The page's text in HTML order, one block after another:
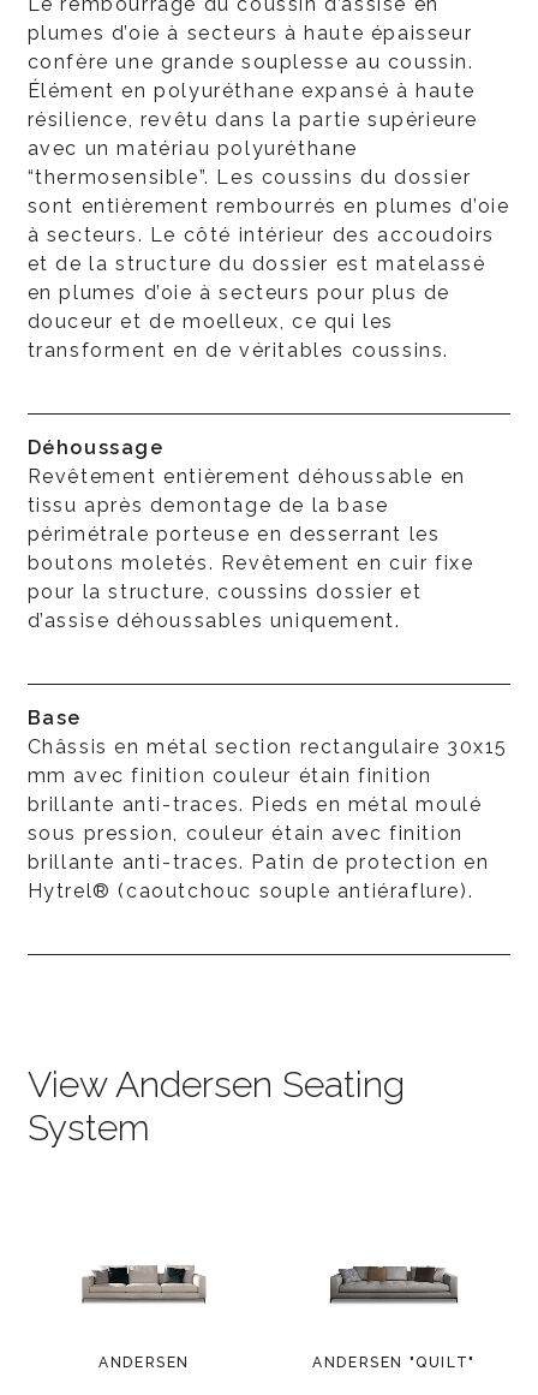
plumes d’oie à secteurs à haute épaisseur
confère une grande souplesse au coussin.
Élément en polyuréthane expansé à haute
résilience, revêtu dans la partie supérieure
avec un matériau polyuréthane
“thermosensible”. Les coussins du dossier
sont entièrement rembourrés en plumes d’oie
à secteurs. Le côté intérieur des accoudoirs
et de la structure du dossier est matelassé
en plumes d’oie à secteurs pour plus de
douceur et de moelleux, ce qui les
transforment en de véritables coussins.
Déhoussage
Revêtement entièrement déhoussable en
tissu après demontage de la base
périmétrale porteuse en desserrant les
boutons moletés. Revêtement en cuir fixe
pour la structure, coussins dossier et
d’assise déhoussables uniquement.
Base
Châssis en métal section rectangulaire 30x15
mm avec finition couleur étain finition
brillante anti-traces. Pieds en métal moulé
sous pression, couleur étain avec finition
brillante anti-traces. Patin de protection en
Hytrel® (caoutchouc souple antiéraflure).
View Andersen Seating
System
ANDERSEN ANDERSEN "QUILT"